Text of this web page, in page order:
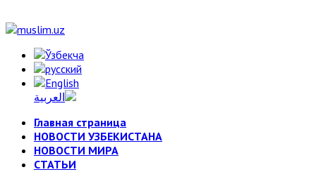
Главная страница
НОВОСТИ УЗБЕКИСТАНА
НОВОСТИ МИРА
СТАТЬИ